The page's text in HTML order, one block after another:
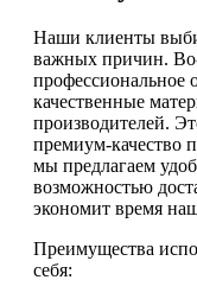
Наши клиенты
важных причин.
профессиональное
качественные
производителей.
премиум-качество
мы предлагаем
возможностью
экономит время
Преимущества
себя: